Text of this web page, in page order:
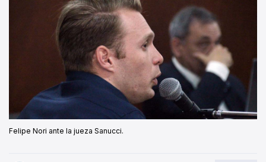
Felipe Nori ante la jueza Sanucci.